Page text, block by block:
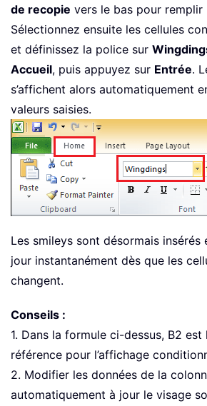
de recopie vers le bas pour remplir
Sélectionnez ensuite les cellules
et définissez la police sur
Accueil, puis appuyez sur Entrée.
s’affichent alors automatiquement
valeurs saisies.
Les smileys sont désormais insérés
jour instantanément dès que les
changent.
Conseils :
1. Dans la formule ci-dessus, B2
référence pour l’affichage
2. Modifier les données de la
automatiquement à jour le visage